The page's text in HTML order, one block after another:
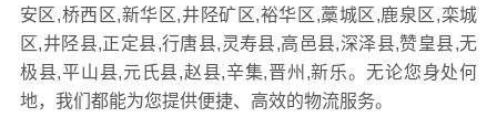
安区,桥西区,新华区,井陉矿区,裕华区,藁城区,鹿泉区,栾城
区,井陉县,正定县,行唐县,灵寿县,高邑县,深泽县,赞皇县,无
极县,平山县,元氏县,赵县,辛集,晋州,新乐。无论您身处何
地，我们都能为您提供便捷、高效的物流服务。